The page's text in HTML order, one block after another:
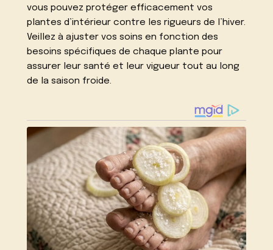
vous pouvez protéger efficacement vos
plantes d’intérieur contre les rigueurs de l’hiver.
Veillez à ajuster vos soins en fonction des
besoins spécifiques de chaque plante pour
assurer leur santé et leur vigueur tout au long
de la saison froide.